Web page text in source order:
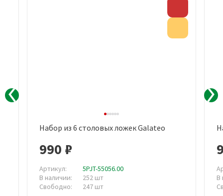
Набор из 6 столовых ложек Galateo
990 ₽
Артикул:
5PJT-55056.00
В наличии:
252 шт
Свободно:
247 шт
В